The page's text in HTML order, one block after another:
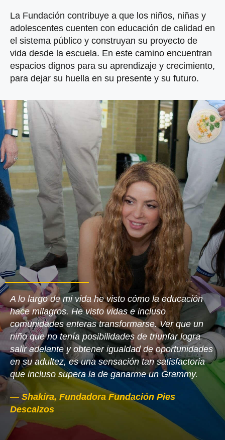
La Fundación contribuye a que los niños, niñas y
adolescentes cuenten con educación de calidad en
el sistema público y construyan su proyecto de
vida desde la escuela. En este camino encuentran
espacios dignos para su aprendizaje y crecimiento,
para dejar su huella en su presente y su futuro.
A lo largo de mi vida he visto cómo la educación
hace milagros. He visto vidas e incluso
comunidades enteras transformarse. Ver que un
niño que no tenía posibilidades de triunfar logra
salir adelante y obtener igualdad de oportunidades
en su adultez, es una sensación tan satisfactoria
que incluso supera la de ganarme un Grammy.
— Shakira, Fundadora Fundación Pies
Descalzos